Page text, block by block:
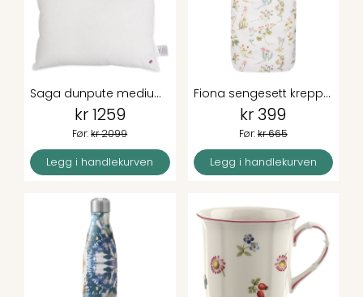
Saga dunpute medium 50x70 cm
kr 1259
Før:kr 2099
Legg i handlekurven
Fiona sengesett krepp rosa 140x200 cm
kr 399
Før:kr 665
Legg i handlekurven